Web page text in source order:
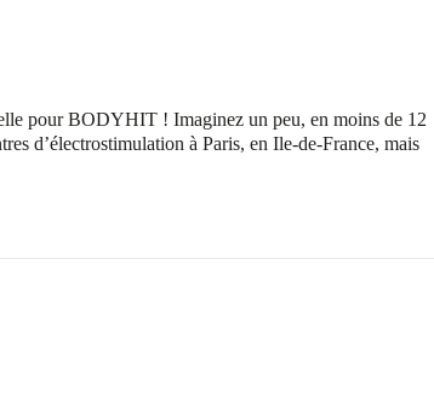
pour BODYHIT ! Imaginez un peu, en moins de 12
d’électrostimulation à Paris, en Ile-de-France, mais